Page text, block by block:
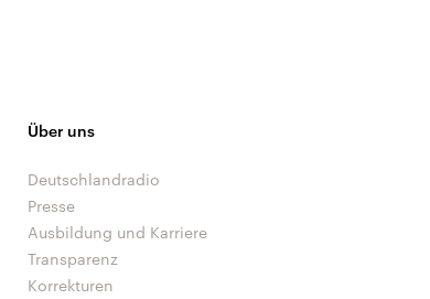
Über uns
Deutschlandradio
Presse
Ausbildung und Karriere
Transparenz
Korrekturen